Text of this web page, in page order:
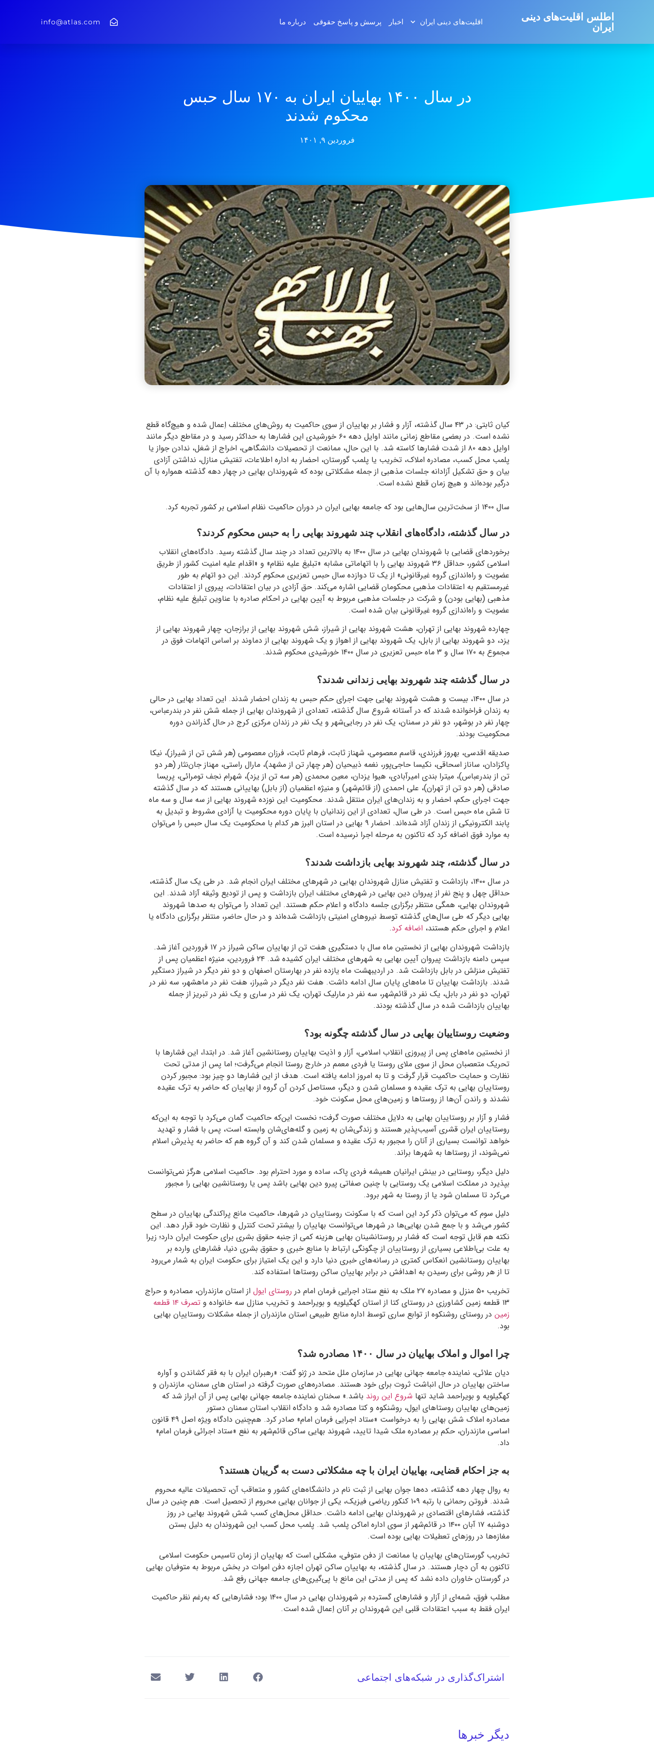
اطلس اقلیت‌های دینی
ایران
اقلیت‌های دینی ایران اخبار پرسش و پاسخ‌ حقوقی درباره ما info@atlas.com
در سال ۱۴۰۰ بهاییان ایران به ۱۷۰ سال حبس
محکوم شدند
فروردین ۹, ۱۴۰۱
کیان ثابتی: در ۴۳ سال گذشته، آزار و فشار بر بهاییان از سوی حاکمیت به روش‌های مختلف اِعمال شده و هیچ‌گاه قطع
نشده است. در بعضی مقاطع زمانی مانند اوایل دهه ۶۰ خورشیدی این فشارها به حداکثر رسید و در مقاطع دیگر مانند
اوایل دهه ۸۰ از شدت فشارها کاسته شد. با این حال، ممانعت از تحصیلات دانشگاهی، اخراج از شغل، ندادن جواز یا
پلمب محل کسب، مصادره املاک، تخریب یا پلمب گورستان، احضار به اداره اطلاعات، تفتیش منازل، نداشتن آزادی
بیان و حق تشکیل آزادانه جلسات مذهبی از جمله مشکلاتی بوده که شهروندان بهایی در چهار دهه گذشته همواره با آن
درگیر بوده‌اند و هیچ زمان قطع نشده است.
سال ۱۴۰۰ از سخت‌ترین سال‌هایی بود که جامعه بهایی ایران در دوران حاکمیت نظام اسلامی بر کشور تجربه کرد.
در سال گذشته، دادگاه‌های انقلاب چند شهروند بهایی را به حبس محکوم کردند؟
برخوردهای قضایی با شهروندان بهایی در سال ۱۴۰۰ به بالاترین تعداد در چند سال گذشته رسید. دادگاه‌های انقلاب
اسلامی کشور، حداقل ۳۶ شهروند بهایی را با اتهاماتی مشابه «تبلیغ علیه نظام» و «اقدام علیه امنیت کشور از طریق
عضویت و راه‌اندازی گروه غیرقانونی» از یک تا دوازده سال حبس تعزیری محکوم کردند. این دو اتهام به طور
غیرمستقیم به اعتقادات مذهبی محکومان قضایی اشاره می‌کند. حق آزادی در بیان اعتقادات، پیروی از اعتقادات
مذهبی (بهایی بودن) و شرکت در جلسات مذهبی مربوط به آیین بهایی در احکام صادره با عناوین تبلیغ علیه نظام،
عضویت و راه‌اندازی گروه غیرقانونی بیان شده است.
چهارده شهروند بهایی از تهران، هشت شهروند بهایی از شیراز، شش شهروند بهایی از برازجان، چهار شهروند بهایی از
یزد، دو شهروند بهایی از بابل، یک شهروند بهایی از اهواز و یک شهروند بهایی از دماوند بر اساس اتهامات فوق در
مجموع به ۱۷۰ سال و ۳ ماه حبس تعزیری در سال ۱۴۰۰ خورشیدی محکوم شدند.
در سال گذشته چند شهروند بهایی زندانی شدند؟
در سال ۱۴۰۰، بیست و هشت شهروند بهایی جهت اجرای حکم حبس به زندان احضار شدند. این تعداد بهایی در حالی
به زندان فراخوانده شدند که در آستانه شروع سال گذشته، تعدادی از شهروندان بهایی از جمله شش نفر در بندرعباس،
چهار نفر در بوشهر، دو نفر در سمنان، یک نفر در رجایی‌شهر و یک نفر در زندان مرکزی کرج در حال گذراندن دوره
محکومیت بودند.
صدیقه اقدسی، بهروز فرزندی، قاسم معصومی، شهناز ثابت، فرهام ثابت، فرزان معصومی (هر شش تن از شیراز)، نیکا
پاکزادان، ساناز اسحاقی، نکیسا حاجی‌پور، نغمه ذبیحیان (هر چهار تن از مشهد)، مارال راستی، مهناز جان‌نثار (هر دو
تن از بندرعباس)، میترا بندی امیرآبادی، هیوا یزدان، معین محمدی (هر سه تن از یزد)، شهرام نجف تومرائی، پریسا
صادقی (هر دو تن از تهران)، علی احمدی (از قائم‌شهر) و منیژه اعظمیان (از بابل) بهاییانی هستند که در سال گذشته
جهت اجرای حکم، احضار و به زندان‌های ایران منتقل شدند. محکومیت این نوزده شهروند بهایی از سه سال و سه ماه
تا شش ماه حبس است. در طی سال، تعدادی از این زندانیان با پایان دوره محکومیت یا آزادی مشروط و تبدیل به
پابند الکترونیکی از زندان آزاد شده‌اند. احضار ۹ بهایی در استان البرز هر کدام با محکومیت یک سال حبس را می‌توان
به موارد فوق اضافه کرد که تاکنون به مرحله اجرا نرسیده است.
در سال گذشته، چند شهروند بهایی بازداشت شدند؟
در سال ۱۴۰۰، بازداشت و تفتیش منازل شهروندان بهایی در شهرهای مختلف ایران انجام شد. در طی یک سال گذشته،
حداقل چهل و پنج نفر از پیروان دین بهایی در شهرهای مختلف ایران بازداشت و پس از تودیع وثیقه آزاد شدند. این
شهروندان بهایی، همگی منتظر برگزاری جلسه دادگاه و اعلام حکم هستند. این تعداد را می‌توان به صدها شهروند
بهایی دیگر که طی سال‌های گذشته توسط نیروهای امنیتی بازداشت شده‌اند و در حال حاضر، منتظر برگزاری دادگاه یا
اعلام و اجرای حکم هستند، اضافه کرد.
بازداشت شهروندان بهایی از نخستین ماه سال با دستگیری هفت تن از بهاییان ساکن شیراز در ۱۷ فروردین آغاز شد.
سپس دامنه‌ بازداشت پیروان آیین بهایی به شهرهای مختلف ایران کشیده شد. ۲۴ فروردین، منیژه اعظمیان پس از
تفتیش منزلش در بابل بازداشت شد. در اردیبهشت ماه یازده نفر در بهارستان اصفهان و دو نفر دیگر در شیراز دستگیر
شدند. بازداشت بهاییان تا ماه‌های پایان سال ادامه داشت. هفت نفر دیگر در شیراز، هفت نفر در ماهشهر، سه نفر در
تهران، دو نفر در بابل، یک نفر در قائم‌شهر، سه نفر در مارلیک تهران، یک نفر در ساری و یک نفر در تبریز از جمله
بهاییان بازداشت ‌شده در سال گذشته بودند.
وضعیت روستاییان بهایی در سال گذشته چگونه بود؟
از نخستین ماه‌های پس از پیروزی انقلاب اسلامی، آزار و اذیت بهاییان روستانشین آغاز شد. در ابتدا، این فشارها با
تحریک متعصبان محل از سوی ملای روستا یا فردی معمم در خارج روستا انجام می‌گرفت؛ اما پس از مدتی تحت
نظارت و حمایت حاکمیت قرار گرفت و تا به امروز ادامه یافته است. هدف از این فشارها دو چیز بود: مجبور کردن
روستاییان بهایی به ترک عقیده و مسلمان شدن و دیگر، مستاصل کردن آن گروه از بهاییان که حاضر به ترک عقیده
نشدند و راندن آن‌ها از روستاها و زمین‌های محل سکونت خود.
فشار و آزار بر روستاییان بهایی به دلایل مختلف صورت گرفت؛ نخست این‌که حاکمیت گمان می‌کرد با توجه به این‌که
روستاییان ایران قشری آسیب‌پذیر هستند و زندگی‌شان به زمین و گله‌های‌شان وابسته است، پس با فشار و تهدید
خواهد توانست بسیاری از آنان را مجبور به ترک عقیده و مسلمان شدن کند و آن گروه هم که حاضر به پذیرش اسلام
نمی‌شوند، از روستاها به شهرها براند.
دلیل دیگر، روستایی در بینش ایرانیان همیشه فردی پاک، ساده و مورد احترام بود. حاکمیت اسلامی هرگز نمی‌توانست
بپذیرد در مملکت اسلامی یک روستایی با چنین صفاتی پیرو دین بهایی باشد پس یا روستانشین بهایی را مجبور
می‌کرد تا مسلمان شود یا از روستا به شهر برود.
دلیل سوم که می‌توان ذکر کرد این است که با سکونت روستاییان در شهرها، حاکمیت مانع پراکندگی بهاییان در سطح
کشور می‌شد و با جمع شدن بهایی‌ها در شهرها می‌توانست بهاییان را بیشتر تحت کنترل و نظارت خود قرار دهد. این
نکته هم قابل توجه است که فشار بر روستانشینان بهایی هزینه کمی از جنبه حقوق بشری برای حکومت ایران دارد؛ زیرا
به علت بی‌اطلاعی بسیاری از روستاییان از چگونگی ارتباط با منابع خبری و حقوق بشری دنیا، فشارهای وارده بر
بهاییان روستانشین انعکاس کمتری در رسانه‌های خبری دنیا دارد و این یک امتیاز برای حکومت ایران به شمار می‌رود
تا از هر روشی برای رسیدن به اهدافش در برابر بهاییان ساکن روستاها استفاده کند.
تخریب ۵۰ منزل و مصادره ۲۷ ملک به نفع ستاد اجرایی فرمان امام در
روستای ایول از استان مازندران، مصادره و حراج
۱۳ قطعه زمین کشاورزی در روستای کتا از استان کهگیلویه و بویراحمد و تخریب منازل سه خانواده و
تصرف ۱۴ قطعه
زمین در روستای روشنکوه از توابع ساری توسط اداره منابع طبیعی استان مازندران از جمله مشکلات روستاییان بهایی
بود.
چرا اموال و املاک بهاییان در سال ۱۴۰۰ مصادره شد؟
دیان علائی، نمایندە جامعە جهانی بهایی در سازمان ملل متحد در ژنو گفت: «رهبران ایران با به فقر کشاندن و آواره
ساختن بهاییان در حال انباشت ثروت برای خود هستند. مصادره‌های صورت گرفته در استان های سمنان، مازندران و
کهگیلویه و بویراحمد شاید تنها شروع این روند باشد.» سخنان نماینده جامعه جهانی بهایی پس از آن ابراز شد که
زمین‌های بهاییان روستاهای ایول، روشنکوه و کتا مصادره شد و دادگاه انقلاب استان سمنان دستور
مصادرە املاک شش بهایی را به درخواست «ستاد اجرایی فرمان امام» صادر کرد. هم‌چنین دادگاه ویژه اصل ۴۹ قانون
اساسی مازندران، حکم بر مصادره ملک شیدا تایید، شهروند بهایی ساکن قائم‌شهر به نفع «ستاد اجرائی فرمان امام»
داد.
به جز احکام قضایی، بهاییان ایران با چه مشکلاتی دست به گریبان هستند؟
به روال چهار دهه گذشته، ده‌ها جوان بهایی از ثبت نام در دانشگاه‌های کشور و متعاقب آن، تحصیلات عالیه محروم
شدند. فروتن رحمانی با رتبه ۱۰۹ کنکور ریاضی فیزیک، یکی از جوانان بهایی محروم از تحصیل است. هم چنین در سال
گذشته، فشارهای اقتصادی بر شهروندان بهایی ادامه داشت. حداقل محل‌های کسب شش شهروند بهایی در روز
دوشنبه ۱۷ آبان ۱۴۰۰ در قائم‌شهر از سوی اداره اماکن پلمب شد. پلمب محل کسب این شهروندان به دلیل بستن
مغازه‌ها در روزهای تعطیلات بهایی بوده است.
تخریب گورستان‌های بهاییان یا ممانعت از دفن متوفی، مشکلی است که بهاییان از زمان تاسیس حکومت اسلامی
تاکنون به آن دچار هستند. در سال گذشته، به بهاییان ساکن تهران اجازه دفن اموات در بخش مربوط به متوفیان بهایی
در گورستان خاوران داده نشد که پس از مدتی این مانع با پی‌گیری‌‌های جامعه جهانی رفع شد.
مطلب فوق، شمه‌ای از آزار و فشارهای گسترده بر شهروندان بهایی در سال ۱۴۰۰ بود؛ فشارهایی که به‌رغم نظر حاکمیت
ایران فقط به سبب اعتقادات قلبی این شهروندان بر آنان اِعمال شده است.
اشتراک‌گذاری در شبکه‌های اجتماعی
دیگر خبرها